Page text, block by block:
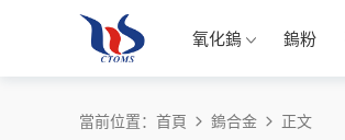
氧化鎢 鎢粉
當前位置： 首頁 鎢合金 正文